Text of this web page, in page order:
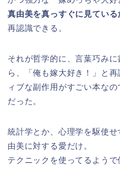
真由美を真っすぐに見ている
再認識できる。
それが哲学的に、言葉巧み
ら、「俺も嫁大好き！」と
ィブな副作用がすごい本な
だった。
統計学とか、心理学を駆使
由美に対する愛だけ。
テクニックを使ってるよう